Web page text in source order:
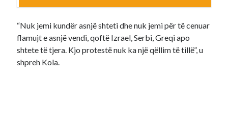
“Nuk jemi kundër asnjë shteti dhe nuk jemi për të cenuar
flamujt e asnjë vendi, qoftë Izrael, Serbi, Greqi apo
shtete të tjera. Kjo protestë nuk ka një qëllim të tillë”, u
shpreh Kola.